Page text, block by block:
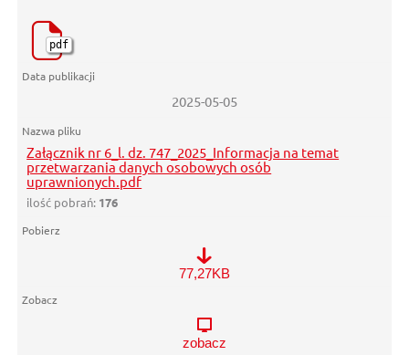
pdf
2025-05-05
Załącznik nr 6_l. dz. 747_2025_Informacja na temat
przetwarzania danych osobowych osób
uprawnionych.pdf
ilość pobrań: 176
Załącznik nr 6_l. dz. 747_2025_Informacja na temat
77,27KB
zobacz